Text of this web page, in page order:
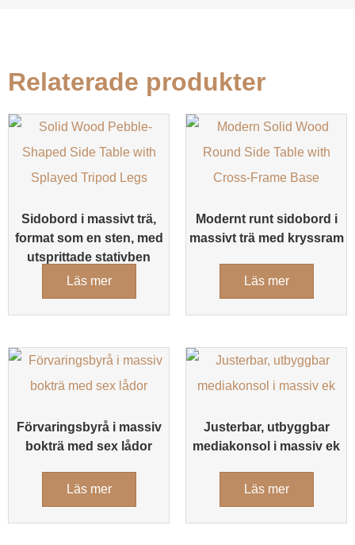
Relaterade produkter
Sidobord i massivt trä,
format som en sten, med
utsprittade stativben
Läs mer
Modernt runt sidobord i
massivt trä med kryssram
Läs mer
Förvaringsbyrå i massiv
bokträ med sex lådor
Läs mer
Justerbar, utbyggbar
mediakonsol i massiv ek
Läs mer